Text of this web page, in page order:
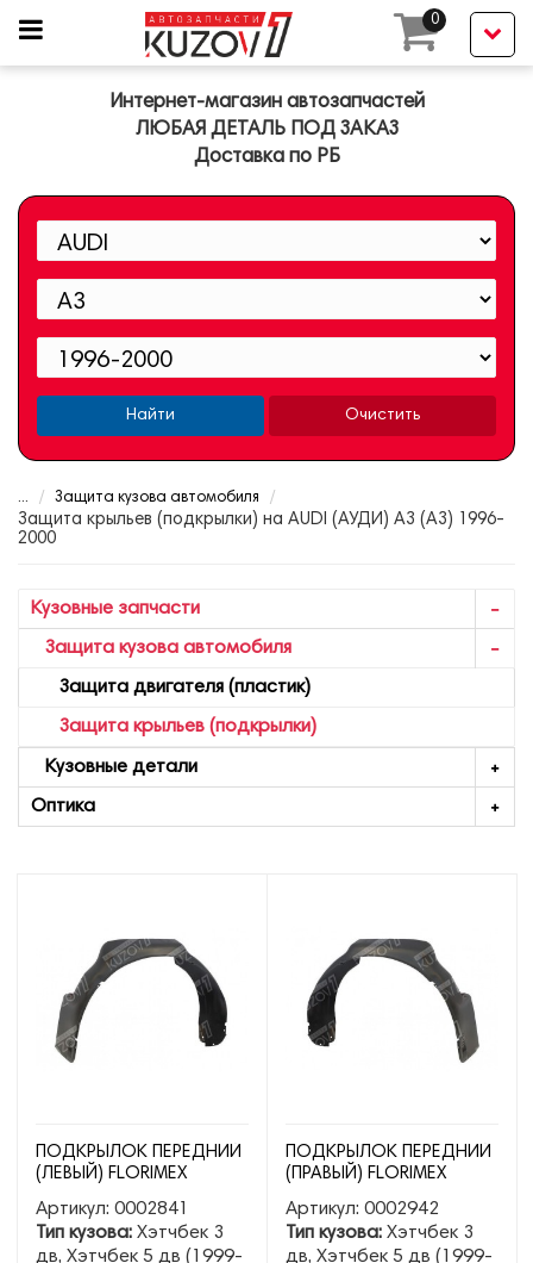
0
Интернет-магазин автозапчастей
ЛЮБАЯ ДЕТАЛЬ ПОД ЗАКАЗ
Доставка по РБ
Найти Очистить
... Защита кузова автомобиля
Защита крыльев (подкрылки) на AUDI (АУДИ) A3 (А3) 1996-
2000
Кузовные запчасти
Защита кузова автомобиля
Защита двигателя (пластик)
Защита крыльев (подкрылки)
Кузовные детали
Оптика
ПОДКРЫЛОК ПЕРЕДНИЙ
(ЛЕВЫЙ) FLORIMEX
Артикул: 0002841
Тип кузова: Хэтчбек 3
дв, Хэтчбек 5 дв (1999-
ПОДКРЫЛОК ПЕРЕДНИЙ
(ПРАВЫЙ) FLORIMEX
Артикул: 0002942
Тип кузова: Хэтчбек 3
дв, Хэтчбек 5 дв (1999-